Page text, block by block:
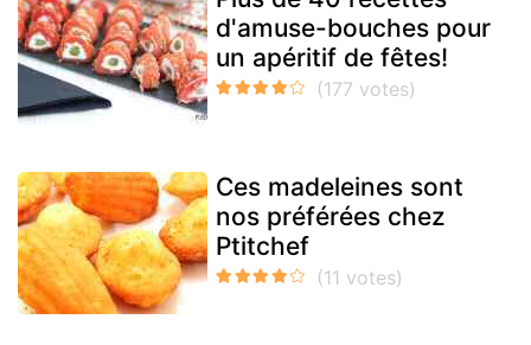
d'amuse-bouches pour
un apéritif de fêtes!
Ces madeleines sont
nos préférées chez
Ptitchef